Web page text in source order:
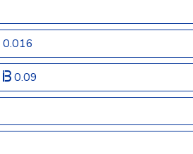
0.016
0.09